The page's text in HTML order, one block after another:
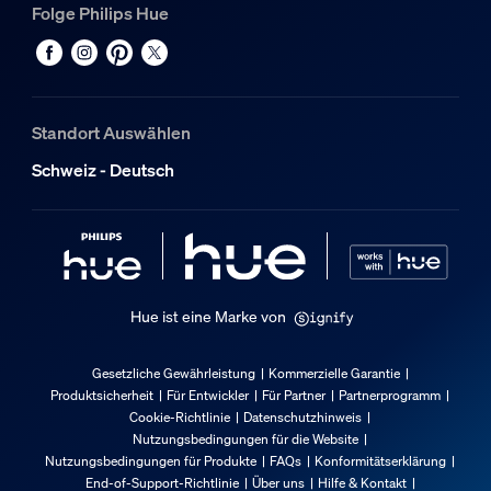
Folge Philips Hue
Standort Auswählen
Schweiz - Deutsch
Hue ist eine Marke von
Gesetzliche Gewährleistung
Kommerzielle Garantie
Produktsicherheit
Für Entwickler Für Partner
Partnerprogramm
Cookie-Richtlinie
Datenschutzhinweis
Nutzungsbedingungen für die Website
Nutzungsbedingungen für Produkte
FAQs
Konformitätserklärung
End-of-Support-Richtlinie
Über uns Hilfe & Kontakt